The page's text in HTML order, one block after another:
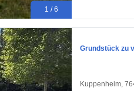
1 / 6
Grundstück zu
Kuppenheim,